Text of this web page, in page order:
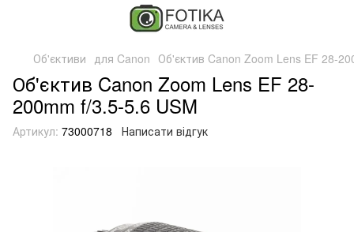
Об'єктиви для Canon Об'єктив Canon Zoom Lens EF 28-
Об'єктив Canon Zoom Lens EF 28-
200mm f/3.5-5.6 USM
Артикул: 73000718 Написати відгук